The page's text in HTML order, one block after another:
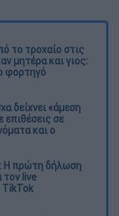
το τροχαίο στις
μητέρα και γιος:
φορτηγό
δείχνει «άμεση
σε
και ο
Η πρώτη δήλωση
τον live
TikTok